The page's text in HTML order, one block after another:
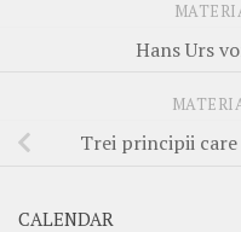
Hans Urs
Trei principii
CALENDAR